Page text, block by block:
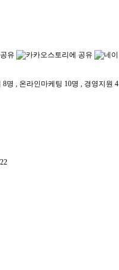
명 , 온라인마케팅 10명 , 경영지원